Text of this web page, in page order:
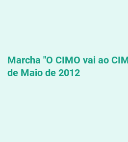
Marcha "O CIMO vai ao
de Maio de 2012